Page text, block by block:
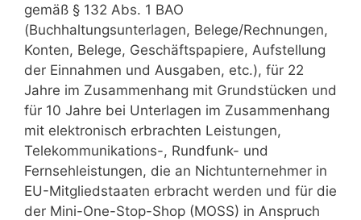
gemäß § 132 Abs. 1 BAO
(Buchhaltungsunterlagen, Belege/Rechnungen,
Konten, Belege, Geschäftspapiere, Aufstellung
der Einnahmen und Ausgaben, etc.), für 22
Jahre im Zusammenhang mit Grundstücken und
für 10 Jahre bei Unterlagen im Zusammenhang
mit elektronisch erbrachten Leistungen,
Telekommunikations-, Rundfunk- und
Fernsehleistungen, die an Nichtunternehmer in
EU-Mitgliedstaaten erbracht werden und für die
der Mini-One-Stop-Shop (MOSS) in Anspruch